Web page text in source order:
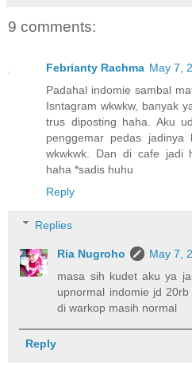
9 comments:
Febrianty Rachma May 7,
Padahal indomie sambal
Isntagram wkwkw, banyak
trus diposting haha. Aku
penggemar pedas jadinya
wkwkwk. Dan di cafe jadi
haha *sadis huhu
Reply
Replies
Ria Nugroho
May 7,
masa sih kudet aku ya
upnormal indomie jd
di warkop masih normal
Reply